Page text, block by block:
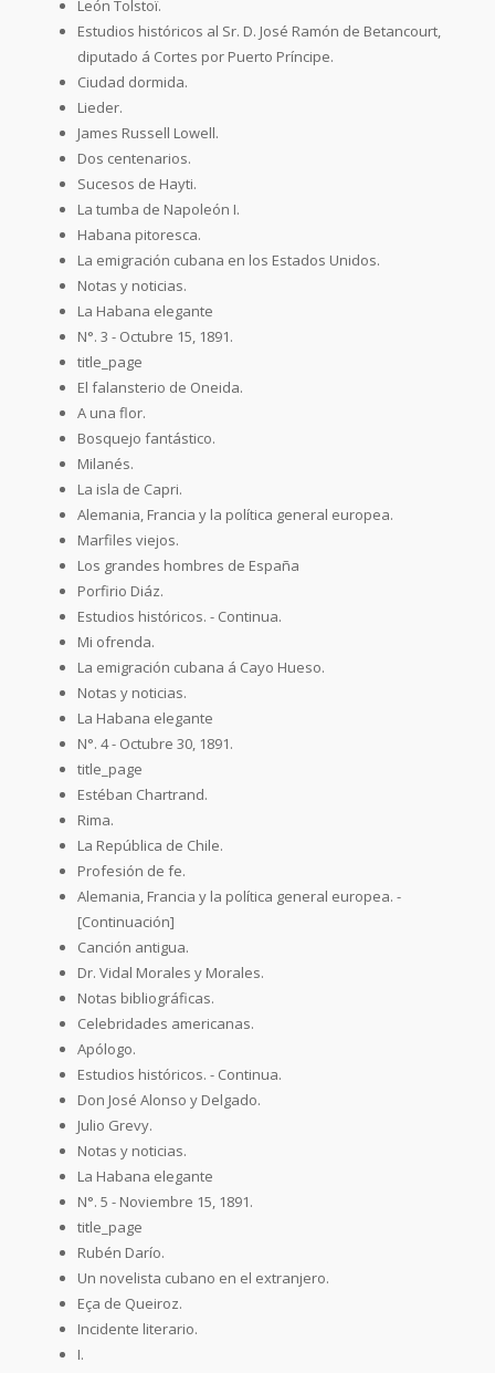
León Tolstoï.
Estudios históricos al Sr. D. José Ramón de Betancourt,
diputado á Cortes por Puerto Príncipe.
Ciudad dormida.
Lieder.
James Russell Lowell.
Dos centenarios.
Sucesos de Hayti.
La tumba de Napoleón I.
Habana pitoresca.
La emigración cubana en los Estados Unidos.
Notas y noticias.
La Habana elegante
N°. 3 - Octubre 15, 1891.
title_page
El falansterio de Oneida.
A una flor.
Bosquejo fantástico.
Milanés.
La isla de Capri.
Alemania, Francia y la política general europea.
Marfiles viejos.
Los grandes hombres de España
Porfirio Diáz.
Estudios históricos. - Continua.
Mi ofrenda.
La emigración cubana á Cayo Hueso.
Notas y noticias.
La Habana elegante
N°. 4 - Octubre 30, 1891.
title_page
Estéban Chartrand.
Rima.
La República de Chile.
Profesión de fe.
Alemania, Francia y la política general europea. -
[Continuación]
Canción antigua.
Dr. Vidal Morales y Morales.
Notas bibliográficas.
Celebridades americanas.
Apólogo.
Estudios históricos. - Continua.
Don José Alonso y Delgado.
Julio Grevy.
Notas y noticias.
La Habana elegante
N°. 5 - Noviembre 15, 1891.
title_page
Rubén Darío.
Un novelista cubano en el extranjero.
Eça de Queiroz.
Incidente literario.
I.